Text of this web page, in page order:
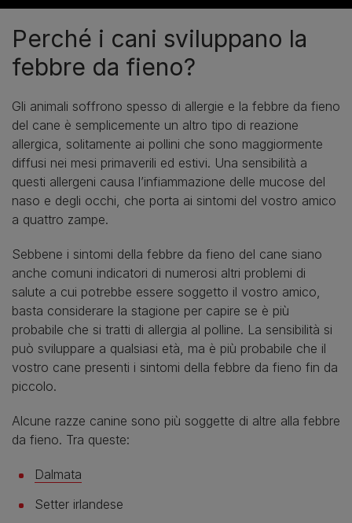
Perché i cani sviluppano la
febbre da fieno?
Gli animali soffrono spesso di allergie e la febbre da fieno
del cane è semplicemente un altro tipo di reazione
allergica, solitamente ai pollini che sono maggiormente
diffusi nei mesi primaverili ed estivi. Una sensibilità a
questi allergeni causa l’infiammazione delle mucose del
naso e degli occhi, che porta ai sintomi del vostro amico
a quattro zampe.
Sebbene i sintomi della febbre da fieno del cane siano
anche comuni indicatori di numerosi altri problemi di
salute a cui potrebbe essere soggetto il vostro amico,
basta considerare la stagione per capire se è più
probabile che si tratti di allergia al polline. La sensibilità si
può sviluppare a qualsiasi età, ma è più probabile che il
vostro cane presenti i sintomi della febbre da fieno fin da
piccolo.
Alcune razze canine sono più soggette di altre alla febbre
da fieno. Tra queste:
Dalmata
Setter irlandese